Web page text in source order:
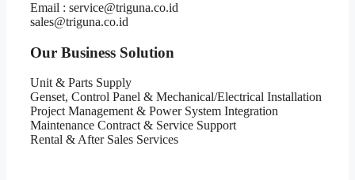
Email : service@triguna.co.id
sales@triguna.co.id
Our Business Solution
Unit & Parts Supply
Genset, Control Panel & Mechanical/Electrical Installation
Project Management & Power System Integration
Maintenance Contract & Service Support
Rental & After Sales Services